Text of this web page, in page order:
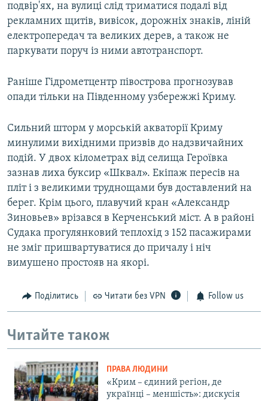
подвір'ях, на вулиці слід триматися подалі від
рекламних щитів, вивісок, дорожніх знаків, ліній
електропередач та великих дерев, а також не
паркувати поруч із ними автотранспорт.
Раніше Гідрометцентр півострова прогнозував
опади тільки на Південному узбережжі Криму.
Сильний шторм у морській акваторії Криму
минулими вихідними призвів до надзвичайних
подій. У двох кілометрах від селища Героївка
зазнав лиха буксир «Шквал». Екіпаж пересів на
пліт і з великими труднощами був доставлений на
берег. Крім цього, плавучий кран «Александр
Зиновьев» врізався в Керченський міст. А в районі
Судака прогулянковий теплохід з 152 пасажирами
не зміг пришвартуватися до причалу і ніч
вимушено простояв на якорі.
Поділитись Читати без VPN Follow us
Читайте також
ПРАВА ЛЮДИНИ
«Крим – єдиний регіон, де
українці – меншість»: дискусія